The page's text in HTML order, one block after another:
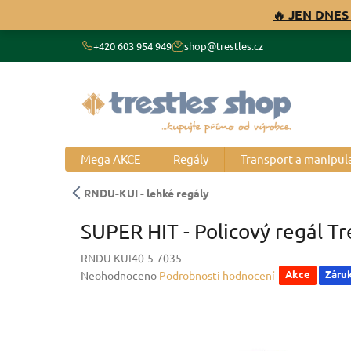
🔥 JEN
+420 603 954 949 shop@trestles.cz
Mega AKCE Regály Transport a
RNDU-KUI - lehké regály
SUPER HIT - Policový regál
RNDU KUI40-5-7035
Průměrné
Neohodnoceno Podrobnosti hodnocení Akce